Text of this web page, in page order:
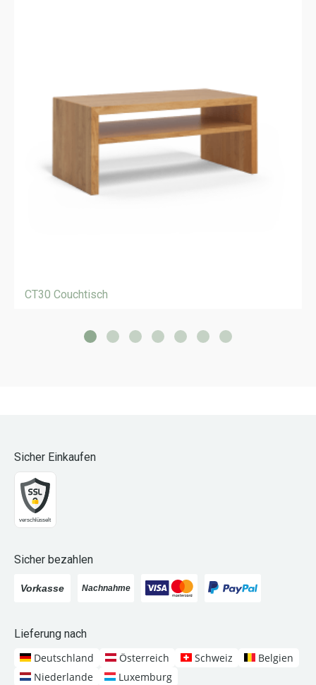
CT30 Couchtisch
Sicher Einkaufen
Sicher bezahlen
Lieferung nach
Deutschland
Österreich Schweiz
Belgien
Niederlande
Luxemburg